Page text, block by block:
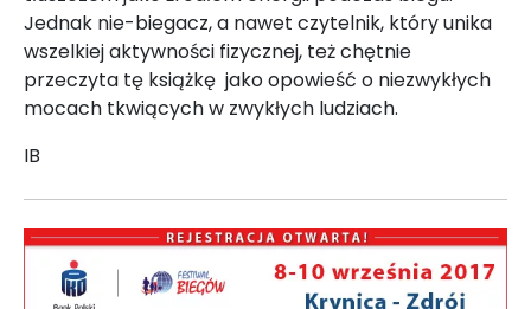
Jednak nie-biegacz, a nawet czytelnik, który unika
wszelkiej aktywności fizycznej, też chętnie
przeczyta tę książkę jako opowieść o niezwykłych
mocach tkwiących w zwykłych ludziach.
IB